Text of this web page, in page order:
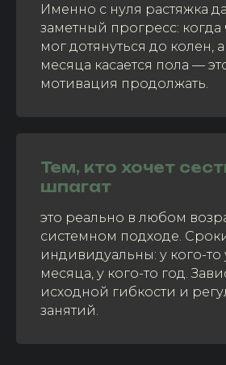
Именно с нуля растяжка
заметный прогресс: когда
мог дотянуться до колен,
месяца касается пола —
мотивация продолжать.
Тем, кто хочет
шпагат
это реально в любом
системном подходе.
индивидуальны: у кого-то
месяца, у кого-то год.
исходной гибкости и
занятий.